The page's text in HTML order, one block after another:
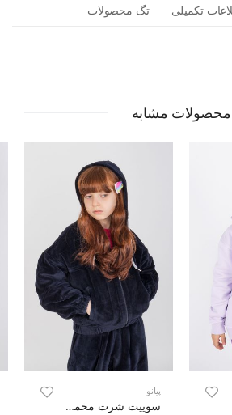
تکمیلی تگ محصولات
محصولات مشابه
پیانو
سوییت شرت مخمل (ست با کد 10280)